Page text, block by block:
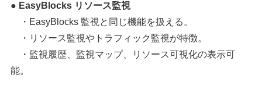
● EasyBlocks リソース監視
・EasyBlocks 監視と同じ機能を扱える。
・リソース監視やトラフィック監視が特徴。
・監視履歴、監視マップ、リソース可視化の表示可
能。